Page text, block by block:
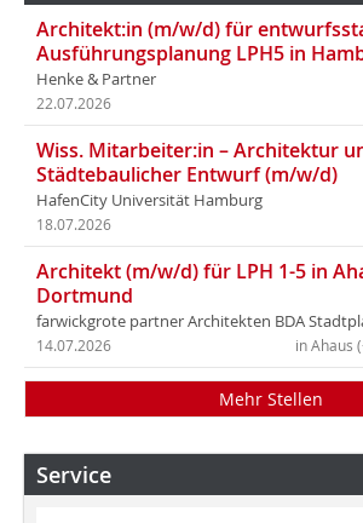
Architekt:in (m/w/d) für
Ausführungsplanung LPH5 in
Henke & Partner
22.07.2026
Wiss. Mitarbeiter:in – Architektur
Städtebaulicher Entwurf (m/w/d)
HafenCity Universität Hamburg
18.07.2026
Architekt (m/w/d) für LPH 1-5 in
Dortmund
farwickgrote partner Architekten BDA
in Ahaus
14.07.2026
Mehr Stellen
Service